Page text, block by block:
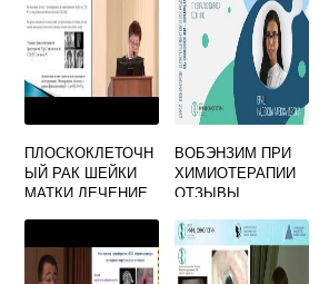
ПЛОСКОКЛЕТОЧН
ЫЙ РАК ШЕЙКИ
МАТКИ ЛЕЧЕНИЕ
ВОБЭНЗИМ ПРИ
ХИМИОТЕРАПИИ
ОТЗЫВЫ